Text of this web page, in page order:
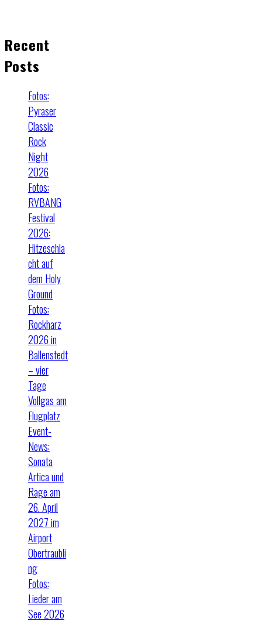
Recent
Posts
Fotos:
Pyraser
Classic
Rock
Night
2026
Fotos:
RVBANG
Festival
2026:
Hitzeschla
cht auf
dem Holy
Ground
Fotos:
Rockharz
2026 in
Ballenstedt
– vier
Tage
Vollgas am
Flugplatz
Event-
News:
Sonata
Artica und
Rage am
26. April
2027 im
Airport
Obertraubli
ng
Fotos:
Lieder am
See 2026